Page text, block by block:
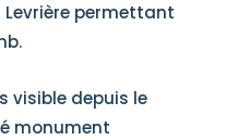
Levrière permettant
visible depuis le
monument